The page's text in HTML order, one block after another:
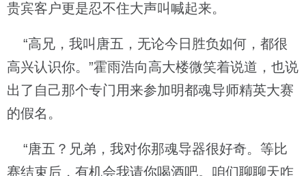
贵宾客户更是忍不住大声叫喊起来。
“高兄，我叫唐五，无论今日胜负如何，都很
高兴认识你。”霍雨浩向高大楼微笑着说道，也说
出了自己那个专门用来参加明都魂导师精英大赛
的假名。
“唐五？兄弟，我对你那魂导器很好奇。等比
赛结束后，有机会我请你喝酒吧。咱们聊聊天咋